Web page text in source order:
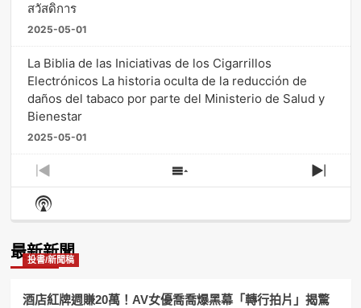
สวัสดิการ
2025-05-01
La Biblia de las Iniciativas de los Cigarrillos
Electrónicos La historia oculta de la reducción de
daños del tabaco por parte del Ministerio de Salud y
Bienestar
2025-05-01
Previous
Episode
Show
Episodes
Next
Show
Podcast
最新新聞
投書/新聞稿
酒店紅牌週賺20萬！AV女優喬喬爆黑幕「轉行拍片」揭驚